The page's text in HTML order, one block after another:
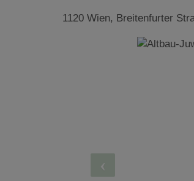
1120 Wien, Breitenfurter